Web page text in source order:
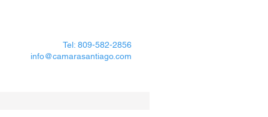
Tel: 809-582-2856
info@camarasantiago.com